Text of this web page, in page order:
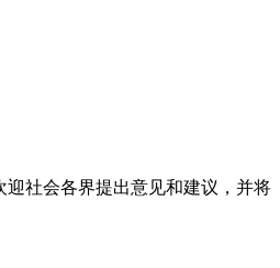
社会各界提出意见和建议，并将